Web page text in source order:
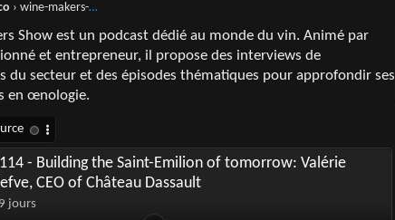
› wine-makers-show-le-podcast-sur-le-vin
Show est un podcast dédié au monde du vin. Animé par
et entrepreneur, il propose des interviews de
du secteur et des épisodes thématiques pour approfondir ses
en œnologie.
- Building the Saint-Emilion of tomorrow: Valérie
CEO of Château Dassault
jours